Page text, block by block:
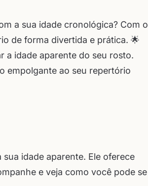
a sua idade cronológica? Com o
de forma divertida e prática. 🌟
a idade aparente do seu rosto.
empolgante ao seu repertório
idade aparente. Ele oferece
e veja como você pode se